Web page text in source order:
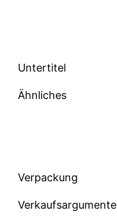
Untertitel
Ähnliches
Verpackung
Verkaufsargumente